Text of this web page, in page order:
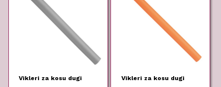
Vikleri za kosu dugi Vikleri za kosu dugi